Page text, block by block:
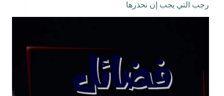
رجب التي يجب إن نحذرها